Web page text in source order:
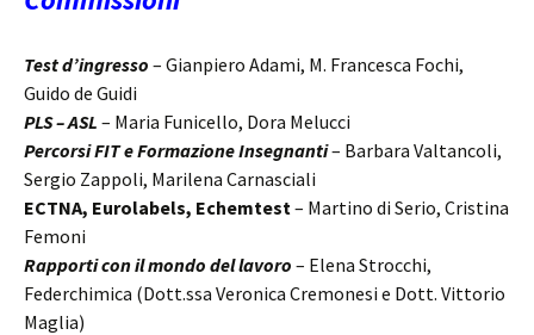
Test d’ingresso – Gianpiero Adami, M. Francesca Fochi,
Guido de Guidi
PLS – ASL – Maria Funicello, Dora Melucci
Percorsi FIT e Formazione Insegnanti– Barbara Valtancoli,
Sergio Zappoli, Marilena Carnasciali
ECTNA, Eurolabels, Echemtest– Martino di Serio, Cristina
Femoni
Rapporti con il mondo del lavoro – Elena Strocchi,
Federchimica (Dott.ssa Veronica Cremonesi e Dott. Vittorio
Maglia)